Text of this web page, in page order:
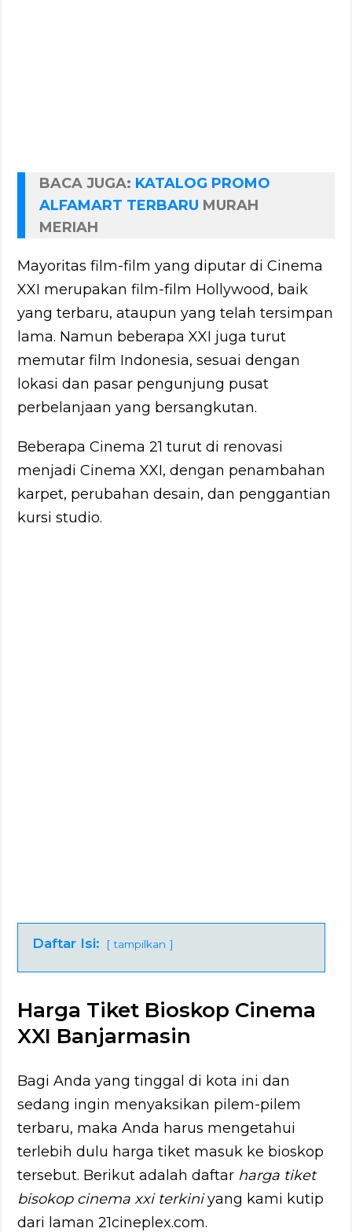
BACA JUGA: KATALOG PROMO
ALFAMART TERBARU MURAH
MERIAH
Mayoritas film-film yang diputar di Cinema
XXI merupakan film-film Hollywood, baik
yang terbaru, ataupun yang telah tersimpan
lama. Namun beberapa XXI juga turut
memutar film Indonesia, sesuai dengan
lokasi dan pasar pengunjung pusat
perbelanjaan yang bersangkutan.
Beberapa Cinema 21 turut di renovasi
menjadi Cinema XXI, dengan penambahan
karpet, perubahan desain, dan penggantian
kursi studio.
Daftar Isi: tampilkan
Harga Tiket Bioskop Cinema
XXI Banjarmasin
Bagi Anda yang tinggal di kota ini dan
sedang ingin menyaksikan pilem-pilem
terbaru, maka Anda harus mengetahui
terlebih dulu harga tiket masuk ke bioskop
tersebut. Berikut adalah daftar harga tiket
bisokop cinema xxi terkiniyang kami kutip
dari laman 21cineplex.com.